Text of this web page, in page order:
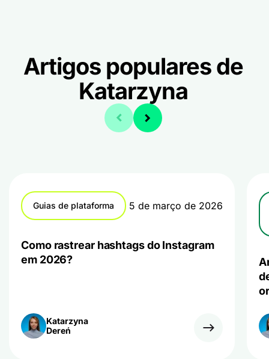
Artigos populares de
Katarzyna
Guias de plataforma 5 de março de 2026
Como rastrear hashtags do Instagram
em 2026?
Katarzyna
Dereń